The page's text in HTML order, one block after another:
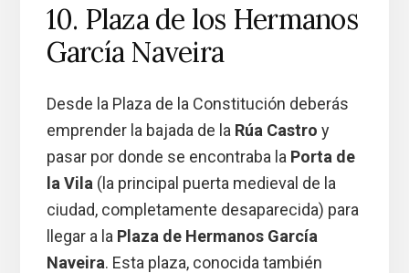
10. Plaza de los Hermanos
García Naveira
Desde la Plaza de la Constitución deberás
emprender la bajada de la Rúa Castro y
pasar por donde se encontraba la Porta de
la Vila (la principal puerta medieval de la
ciudad, completamente desaparecida) para
llegar a la Plaza de Hermanos García
Naveira. Esta plaza, conocida también